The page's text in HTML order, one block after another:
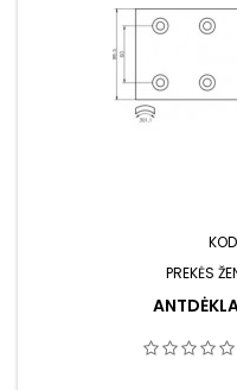
PREKĖS